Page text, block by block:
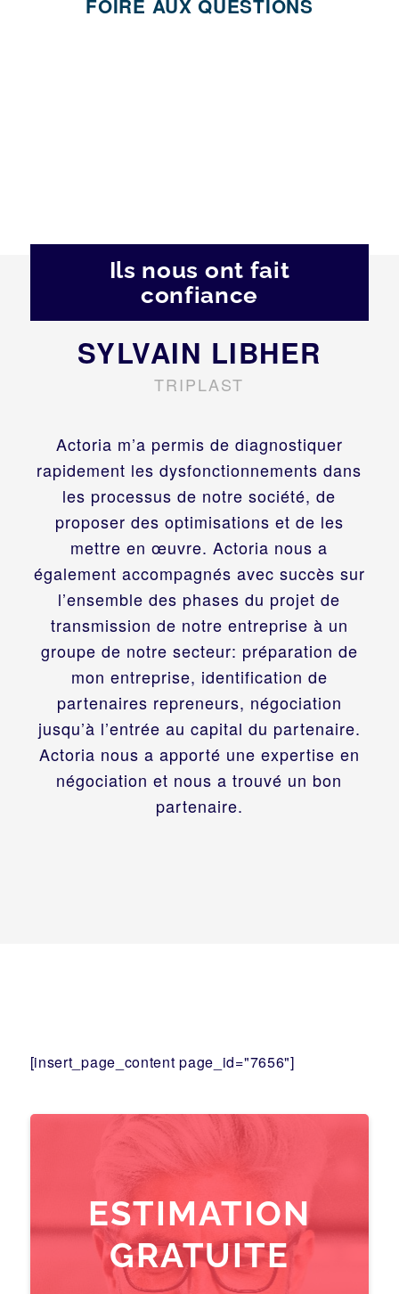
FOIRE AUX QUESTIONS
Ils nous ont fait
confiance
Actoria m’a permis de diagnostiquer
rapidement les dysfonctionnements dans
les processus de notre société, de
proposer des optimisations et de les
mettre en œuvre. Actoria nous a
également accompagnés avec succès sur
l’ensemble des phases du projet de
transmission de notre entreprise à un
groupe de notre secteur: préparation de
mon entreprise, identification de
partenaires repreneurs, négociation
jusqu’à l’entrée au capital du partenaire.
Actoria nous a apporté une expertise en
négociation et nous a trouvé un bon
partenaire.
SYLVAIN LIBHER
TRIPLAST
[insert_page_content page_id="7656"]
ESTIMATION
GRATUITE